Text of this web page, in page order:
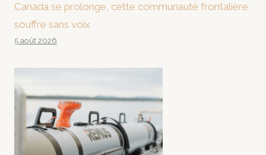
Canada se prolonge, cette communauté frontalière
souffre sans voix
5 août 2026